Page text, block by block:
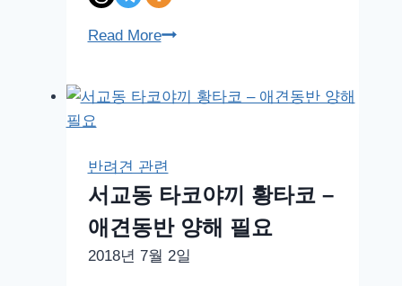
Read More피
카
탄
2
강
아
반려견 관련
서교동 타코야끼 황타코 –
애견동반 양해 필요
2018년 7월 2일